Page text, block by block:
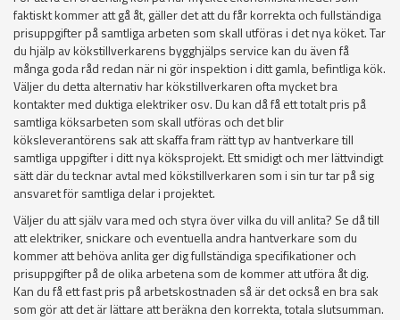
faktiskt kommer att gå åt, gäller det att du får korrekta och fullständiga
prisuppgifter på samtliga arbeten som skall utföras i det nya köket. Tar
du hjälp av kökstillverkarens bygghjälps service kan du även få
många goda råd redan när ni gör inspektion i ditt gamla, befintliga kök.
Väljer du detta alternativ har kökstillverkaren ofta mycket bra
kontakter med duktiga elektriker osv. Du kan då få ett totalt pris på
samtliga köksarbeten som skall utföras och det blir
köksleverantörens sak att skaffa fram rätt typ av hantverkare till
samtliga uppgifter i ditt nya köksprojekt. Ett smidigt och mer lättvindigt
sätt där du tecknar avtal med kökstillverkaren som i sin tur tar på sig
ansvaret för samtliga delar i projektet.
Väljer du att själv vara med och styra över vilka du vill anlita? Se då till
att elektriker, snickare och eventuella andra hantverkare som du
kommer att behöva anlita ger dig fullständiga specifikationer och
prisuppgifter på de olika arbetena som de kommer att utföra åt dig.
Kan du få ett fast pris på arbetskostnaden så är det också en bra sak
som gör att det är lättare att beräkna den korrekta, totala slutsumman.